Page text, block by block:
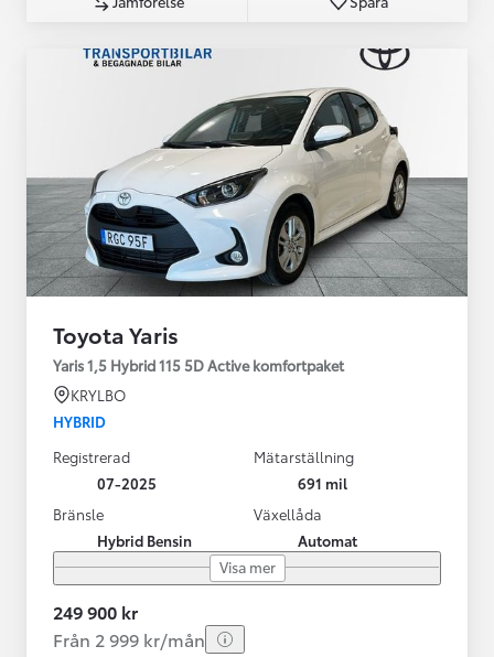
Toyota Yaris
Yaris 1,5 Hybrid 115 5D Active komfortpaket
KRYLBO
HYBRID
Registrerad
07-2025
Mätarställning
691 mil
Bränsle
Hybrid Bensin
Växellåda
Automat
Visa mer
249 900 kr
Från 2 999 kr/mån